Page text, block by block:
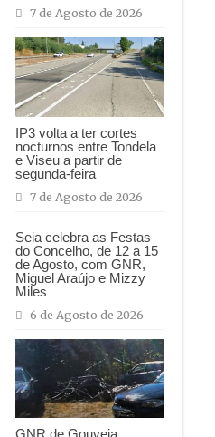
7 de Agosto de 2026
IP3 volta a ter cortes
nocturnos entre Tondela
e Viseu a partir de
segunda-feira
7 de Agosto de 2026
Seia celebra as Festas
do Concelho, de 12 a 15
de Agosto, com GNR,
Miguel Araújo e Mizzy
Miles
6 de Agosto de 2026